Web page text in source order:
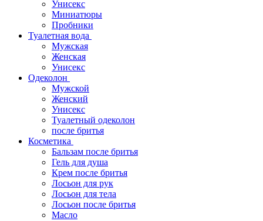
Унисекс
Миниатюры
Пробники
Туалетная вода
Мужская
Женская
Унисекс
Одеколон
Мужской
Женский
Унисекс
Туалетный одеколон
после бритья
Косметика
Бальзам после бритья
Гель для душа
Крем после бритья
Лосьон для рук
Лосьон для тела
Лосьон после бритья
Масло